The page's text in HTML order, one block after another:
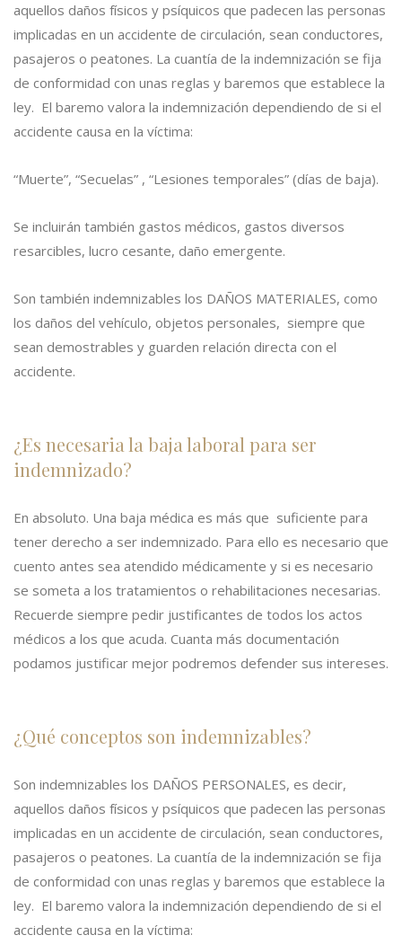
aquellos daños físicos y psíquicos que padecen las personas
implicadas en un accidente de circulación, sean conductores,
pasajeros o peatones. La cuantía de la indemnización se fija
de conformidad con unas reglas y baremos que establece la
ley. El baremo valora la indemnización dependiendo de si el
accidente causa en la víctima:
“Muerte”, “Secuelas” , “Lesiones temporales” (días de baja).
Se incluirán también gastos médicos, gastos diversos
resarcibles, lucro cesante, daño emergente.
Son también indemnizables los DAÑOS MATERIALES, como
los daños del vehículo, objetos personales, siempre que
sean demostrables y guarden relación directa con el
accidente.
¿Es necesaria la baja laboral para ser
indemnizado?
En absoluto. Una baja médica es más que suficiente para
tener derecho a ser indemnizado. Para ello es necesario que
cuento antes sea atendido médicamente y si es necesario
se someta a los tratamientos o rehabilitaciones necesarias.
Recuerde siempre pedir justificantes de todos los actos
médicos a los que acuda. Cuanta más documentación
podamos justificar mejor podremos defender sus intereses.
¿Qué conceptos son indemnizables?
Son indemnizables los DAÑOS PERSONALES, es decir,
aquellos daños físicos y psíquicos que padecen las personas
implicadas en un accidente de circulación, sean conductores,
pasajeros o peatones. La cuantía de la indemnización se fija
de conformidad con unas reglas y baremos que establece la
ley. El baremo valora la indemnización dependiendo de si el
accidente causa en la víctima: